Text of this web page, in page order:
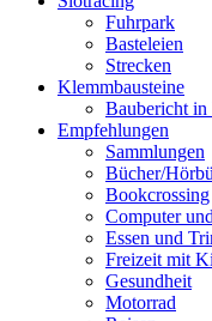
Fuhrpark
Basteleien
Strecken
Klemmbausteine
Baubericht
Empfehlungen
Sammlungen
Bücher/
Bookcrossing
Computer
Essen und
Freizeit mit
Gesundheit
Motorrad